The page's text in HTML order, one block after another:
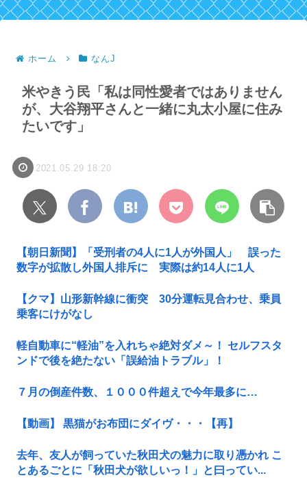
ホーム なんJ
米やきう民「私は同性愛者ではありません
が、大谷翔平さんと一緒に丸太小屋に住み
たいです」
2021.05.29 18:20
【朝日新聞】「受刑者の4人に1人が外国人」 誤った
数字が拡散し外国人排斥に 実際は約14人に1人
【クマ】山形新幹線に衝突 30分運転見合わせ、乗員
乗客にけがなし
軽自動車に“軽油”を入れちゃ絶対ダメ～！ セルフスタ
ンドで後を絶たない「誤給油トラブル」！
７月の倒産件数、１０００件超えで今年最多に…
【動画】 黒猫がお布団にダイヴ・・・【再】
去年、友人が飼っていた秋田犬の魅力に取り憑かれ こ
とあるごとに「秋田犬が欲しいっ！」と曰ってい...